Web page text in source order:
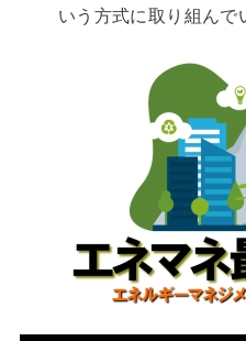
いう方式に取り組んで